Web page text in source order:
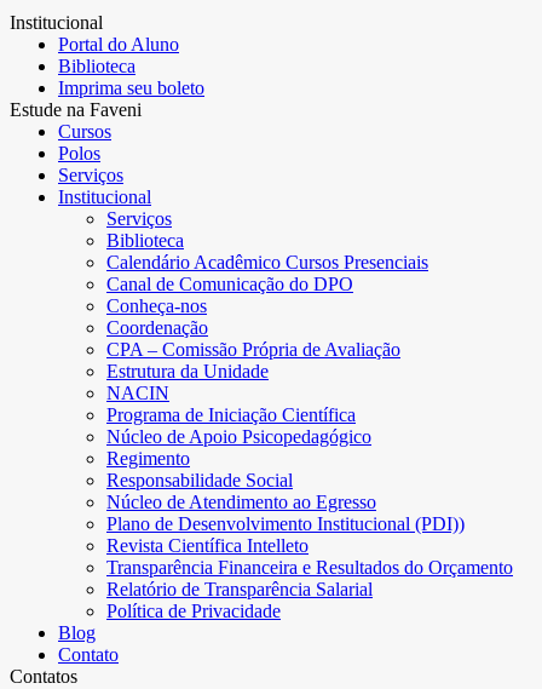
Institucional
Portal do Aluno
Biblioteca
Imprima seu boleto
Estude na Faveni
Cursos
Polos
Serviços
Institucional
Serviços
Biblioteca
Calendário Acadêmico Cursos Presenciais
Canal de Comunicação do DPO
Conheça-nos
Coordenação
CPA – Comissão Própria de Avaliação
Estrutura da Unidade
NACIN
Programa de Iniciação Científica
Núcleo de Apoio Psicopedagógico
Regimento
Responsabilidade Social
Núcleo de Atendimento ao Egresso
Plano de Desenvolvimento Institucional (PDI))
Revista Científica Intelleto
Transparência Financeira e Resultados do Orçamento
Relatório de Transparência Salarial
Política de Privacidade
Blog
Contato
Contatos